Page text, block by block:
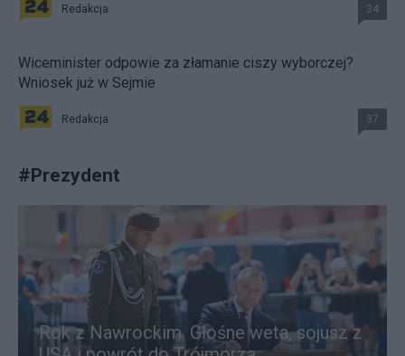
Redakcja 34
Wiceminister odpowie za złamanie ciszy wyborczej?
Wniosek już w Sejmie
Redakcja 37
#Prezydent
Rok z Nawrockim. Głośne weta, sojusz z